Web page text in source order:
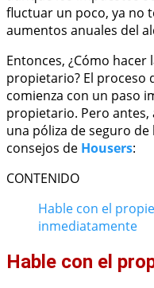
fluctuar un poco, ya no
aumentos anuales del
Entonces, ¿Cómo
propietario? El proceso
comienza con un paso
propietario. Pero
una póliza de seguro
consejos de Housers:
CONTENIDO
Hable con el
inmediatamente
Hable con el